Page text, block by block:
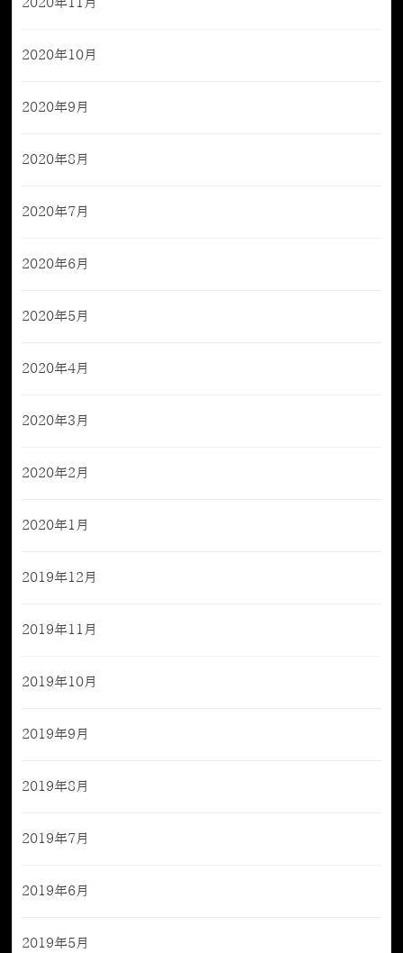
2020年11月
2020年10月
2020年9月
2020年8月
2020年7月
2020年6月
2020年5月
2020年4月
2020年3月
2020年2月
2020年1月
2019年12月
2019年11月
2019年10月
2019年9月
2019年8月
2019年7月
2019年6月
2019年5月